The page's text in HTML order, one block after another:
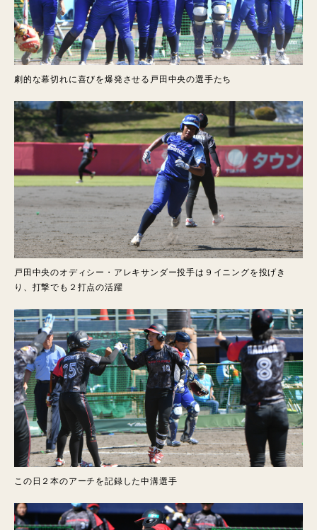
劇的な幕切れに喜びを爆発させる戸田中央の選手たち
戸田中央のオディシー・アレキサンダー投手は９イニングを投げき
り、打撃でも２打点の活躍
この日２本のアーチを記録した中溝選手